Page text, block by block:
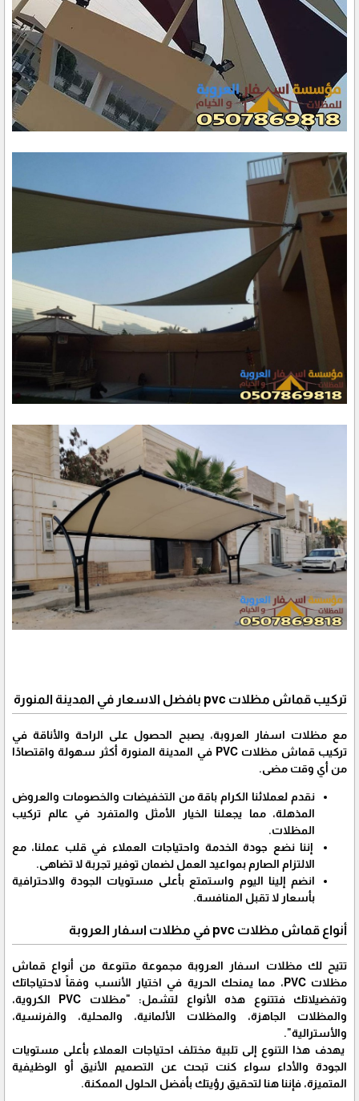
تركيب قماش مظلات pvc بافضل الاسعار في المدينة المنورة
مع مظلات اسفار العروبة، يصبح الحصول على الراحة والأناقة في
تركيب قماش مظلات PVC في المدينة المنورة أكثر سهولة واقتصادًا
من أي وقت مضى.
نقدم لعملائنا الكرام باقة من التخفيضات والخصومات والعروض
المذهلة، مما يجعلنا الخيار الأمثل والمتفرد في عالم تركيب
المظلات.
إننا نضع جودة الخدمة واحتياجات العملاء في قلب عملنا، مع
الالتزام الصارم بمواعيد العمل لضمان توفير تجربة لا تضاهى.
انضم إلينا اليوم واستمتع بأعلى مستويات الجودة والاحترافية
بأسعار لا تقبل المنافسة.
أنواع قماش مظلات pvc في مظلات اسفار العروبة
تتيح لك مظلات اسفار العروبة مجموعة متنوعة من أنواع قماش
مظلات PVC، مما يمنحك الحرية في اختيار الأنسب وفقاً لاحتياجاتك
وتفضيلاتك فتتنوع هذه الأنواع لتشمل: "مظلات PVC الكروية،
والمظلات الجاهزة، والمظلات الألمانية، والمحلية، والفرنسية،
والأسترالية".
يهدف هذا التنوع إلى تلبية مختلف احتياجات العملاء بأعلى مستويات
الجودة والأداء سواء كنت تبحث عن التصميم الأنيق أو الوظيفية
المتميزة، فإننا هنا لتحقيق رؤيتك بأفضل الحلول الممكنة.